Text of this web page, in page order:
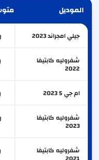
الموديل
جيلي امجراند 2023
شفروليه كابتيفا
2022
ام جي 5 2023
شفروليه كابتيفا
2023
شفروليه كابتيفا